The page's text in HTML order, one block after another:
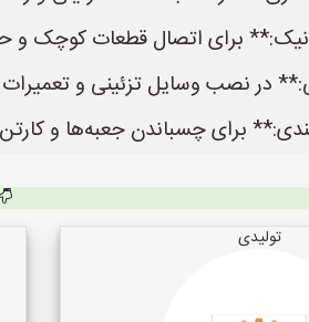
تولیدی